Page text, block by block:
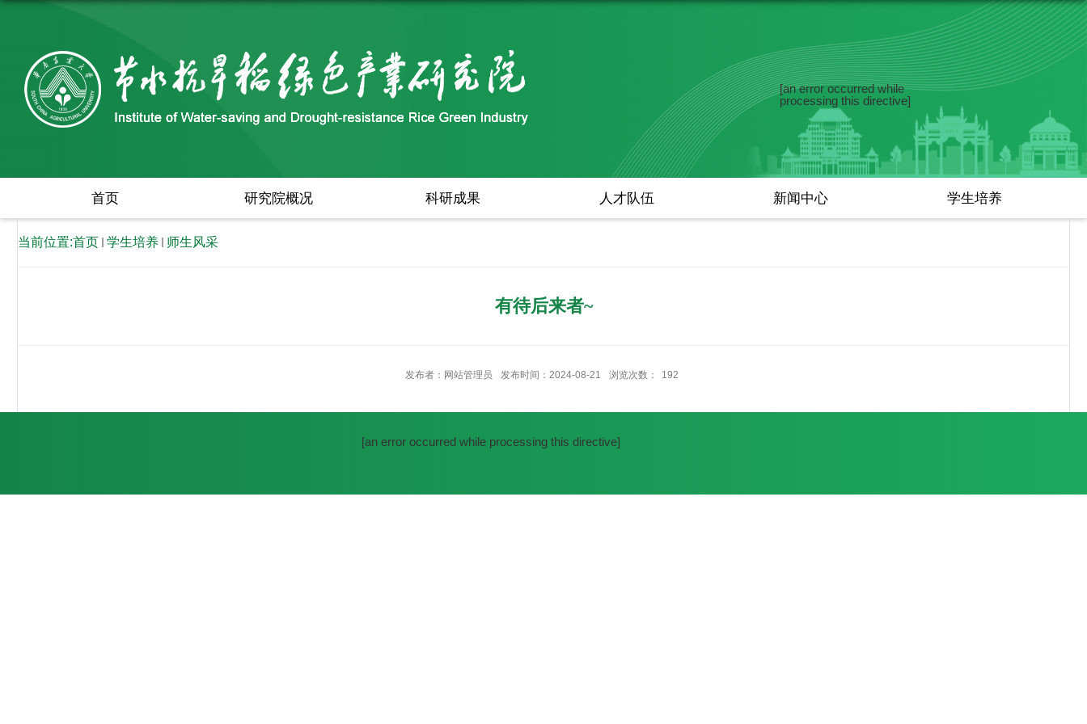
[an error occurred while
processing this directive]
首页 研究院概况 科研成果 人才队伍 新闻中心 学生培养
当前位置:首页 学生培养 师生风采
有待后来者~
发布者：网站管理员 发布时间：2024-08-21 浏览次数： 192
[an error occurred while processing this directive]